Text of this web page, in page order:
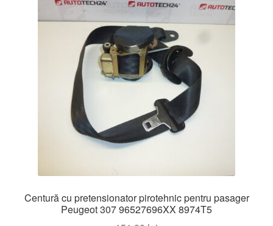
Centură cu pretensionator pirotehnic pentru pasager
Peugeot 307 96527696XX 8974T5